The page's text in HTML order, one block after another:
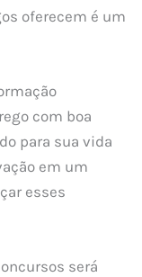
oferecem é um
com boa
para sua vida
em um
esses
será